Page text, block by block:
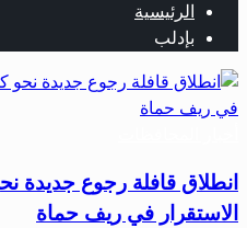
الرئيسية
بإدلب
انطلاق قافلة رجوع جديدة
الاستقرار في ريف حماة